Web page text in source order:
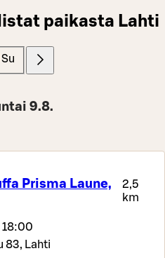
paikasta Lahti
Su
9.8.
Prisma Laune,
2,5
km
18:00
83, Lahti